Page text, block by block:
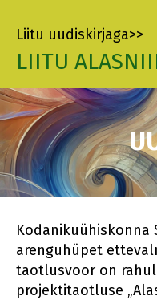
Liitu uudiskirjaga>>
LIITU
Kodanikuühiskonna
arenguhüpet
taotlusvoor on
projektitaotluse